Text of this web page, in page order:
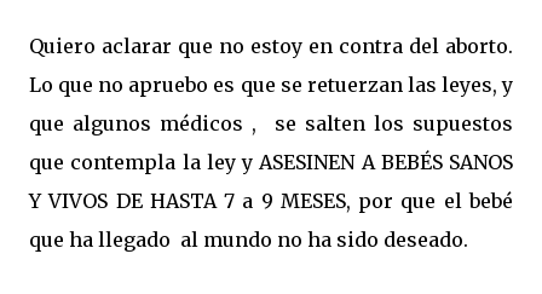
Quiero aclarar que no estoy en contra del aborto.
Lo que no apruebo es que se retuerzan las leyes, y
que algunos médicos , se salten los supuestos
que contempla la ley y ASESINEN A BEBÉS SANOS
Y VIVOS DE HASTA 7 a 9 MESES, por que el bebé
que ha llegado al mundo no ha sido deseado.